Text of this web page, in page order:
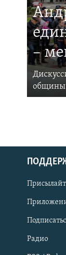
Українською
Qırımtatar
–
Радио